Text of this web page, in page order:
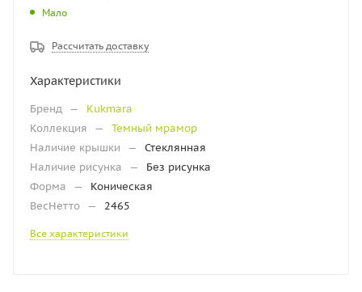
Мало
Рассчитать доставку
Характеристики
Бренд —
Kukmara
Коллекция
—
Темный мрамор
Наличие крышки
—
Стеклянная
Наличие рисунка
—
Без рисунка
Форма
—
Коническая
ВесНетто — 2465
Все характеристики